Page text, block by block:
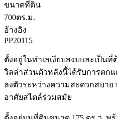
ขนาดที่ดิน
700ตร.ม.
อ้างอิง
PP20115
ตั้งอยู่ในทำเลเงียบสงบและเป็น
วิลล่าส่วนตัวหลังนี้ได้รับการตก
ลงตัวระหว่างความสะดวกสบา
อาศัยสไตล์ร่วมสมัย